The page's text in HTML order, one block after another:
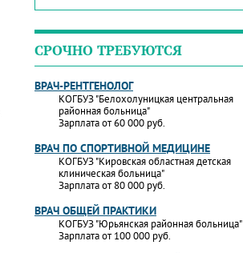
СРОЧНО ТРЕБУЮТСЯ
ВРАЧ-РЕНТГЕНОЛОГ
КОГБУЗ "Белохолуницкая центральная
районная больница"
Зарплата от 60 000 руб.
ВРАЧ ПО СПОРТИВНОЙ МЕДИЦИНЕ
КОГБУЗ "Кировская областная детская
клиническая больница"
Зарплата от 80 000 руб.
ВРАЧ ОБЩЕЙ ПРАКТИКИ
КОГБУЗ "Юрьянская районная больница"
Зарплата от 100 000 руб.